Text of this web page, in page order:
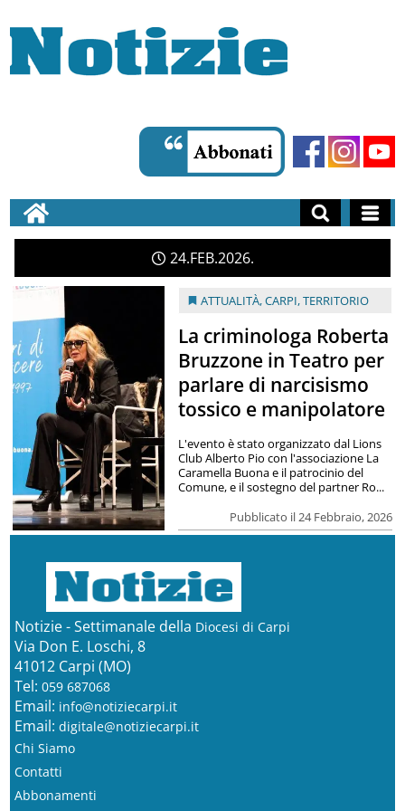
24 FEB 2026
ATTUALITÀ,CARPI,TERRITORIO
La criminologa Roberta
Bruzzone in Teatro per
parlare di narcisismo
tossico e manipolatore
Pubblicato il 24 Febbraio, 2026
L'evento è stato organizzato dal Lions
Club Alberto Pio con l'associazione La
Caramella Buona e il patrocinio del
Comune, e il sostegno del partner Ro...
Notizie - Settimanale della Diocesi di Carpi
Via Don E. Loschi, 8
41012 Carpi (MO)
Tel: 059 687068
Email: info@notiziecarpi.it
Email: digitale@notiziecarpi.it
Chi Siamo
Contatti
Abbonamenti